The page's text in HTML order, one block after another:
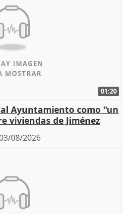
01:20
Ayuntamiento como "un
viviendas de Jiménez
08/2026